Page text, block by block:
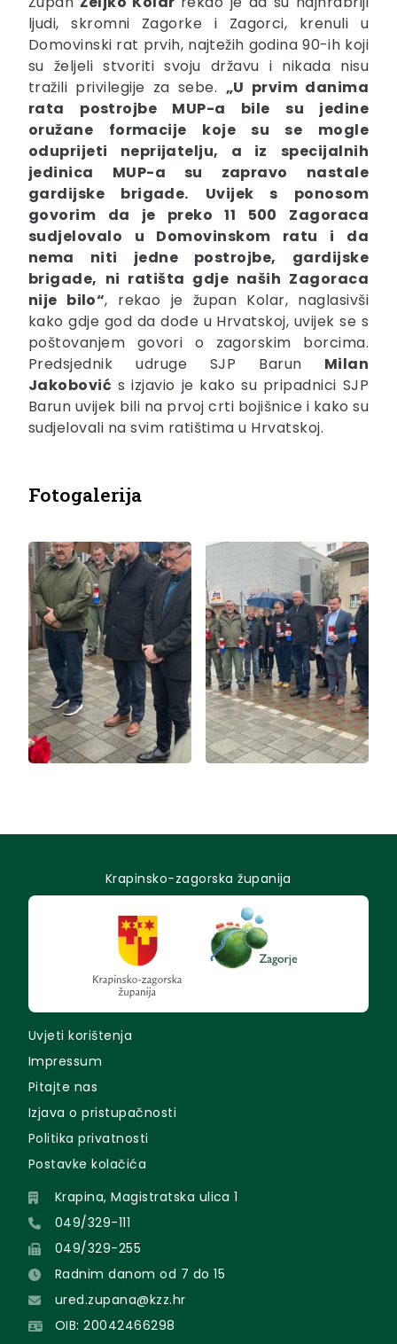
ljudi, skromni Zagorke i Zagorci, krenuli u
Domovinski rat prvih, najtežih godina 90-ih koji
su željeli stvoriti svoju državu i nikada nisu
tražili privilegije za sebe. „U prvim danima
rata postrojbe MUP-a bile su jedine
oružane formacije koje su se mogle
oduprijeti neprijatelju, a iz
specijalnih
jedinica MUP-a su zapravo nastale
gardijske brigade.
Uvijek s ponosom
govorim da je preko 11 500 Zagoraca
sudjelovalo u Domovinskom ratu i da
nema niti jedne postrojbe, gardijske
brigade, ni ratišta gdje naših Zagoraca
nije bilo“, rekao je župan Kolar, naglasivši
kako gdje god da dođe u Hrvatskoj, uvijek se s
poštovanjem govori o zagorskim borcima.
Predsjednik udruge SJP Barun Milan
Jakobović s izjavio je kako su pripadnici SJP
Barun uvijek bili na prvoj crti bojišnice i kako su
sudjelovali na svim ratištima u Hrvatskoj.
Fotogalerija
Krapinsko-zagorska županija
Uvjeti korištenja
Impressum
Pitajte nas
Izjava o pristupačnosti
Politika privatnosti
Postavke kolačića
Krapina, Magistratska ulica 1
049/329-111
049/329-255
Radnim danom od 7 do 15
ured.zupana@kzz.hr
OIB: 20042466298